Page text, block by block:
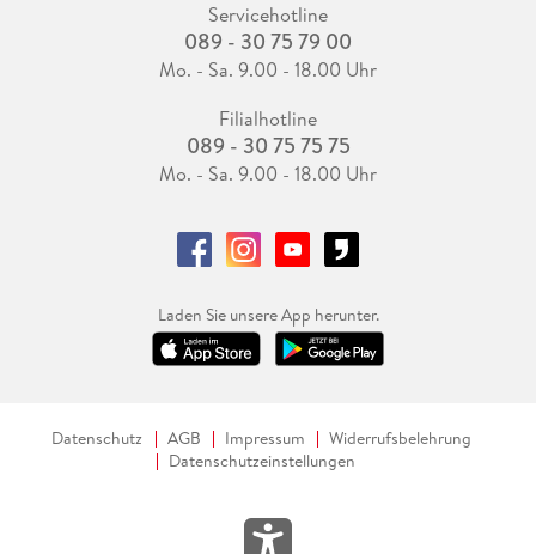
Servicehotline
089 - 30 75 79 00
Mo. - Sa. 9.00 - 18.00 Uhr
Filialhotline
089 - 30 75 75 75
Mo. - Sa. 9.00 - 18.00 Uhr
Laden Sie unsere App herunter.
Datenschutz AGB Impressum
Widerrufsbelehrung
Datenschutzeinstellungen